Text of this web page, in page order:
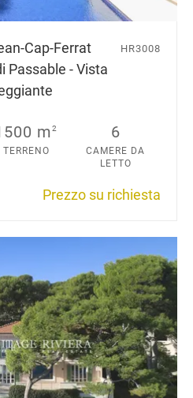
Cap-Ferrat
Passable - Vista
HR3008
m2
TERRENO
6
CAMERE DA
LETTO
Prezzo su richiesta